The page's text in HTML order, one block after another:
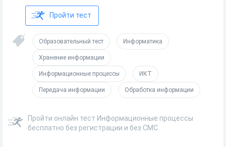
Пройти тест
Образовательный тест Информатика
Хранение информации
Информационные процессы ИКТ
Передача информации Обработка информации
Пройти онлайн тест Информационные процессы
бесплатно без регистрации и без СМС